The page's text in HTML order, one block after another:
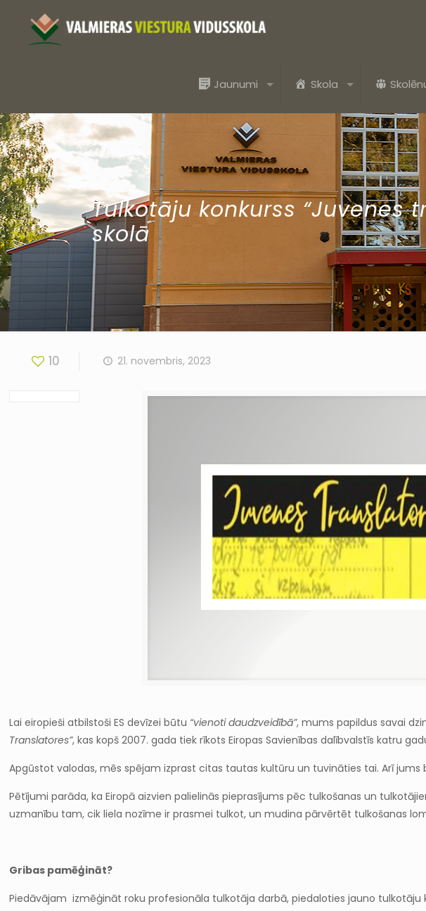
Jaunumi Skola
Tulkotāju konkurss “Juvenes
skolā
10 21. novembris, 2023
Lai eiropieši atbilstoši ES devīzei būtu “vienoti daudzveidībā”, mums papildus savai
Translatores”, kas kopš 2007. gada tiek rīkots Eiropas Savienības dalībvalstīs katru
Apgūstot valodas, mēs spējam izprast citas tautas kultūru un tuvināties tai. Arī jums
Pētījumi parāda, ka Eiropā aizvien palielinās pieprasījums pēc tulkošanas un
uzmanību tam, cik liela nozīme ir prasmei tulkot, un mudina pārvērtēt tulkošanas
Gribas pamēģināt?
Piedāvājam izmēģināt roku profesionāla tulkotāja darbā, piedaloties jauno tulkotāju